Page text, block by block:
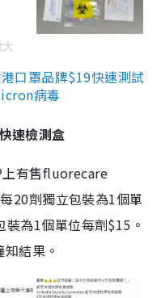
口罩品牌$19快速測試
病毒
速檢測盒
上有售fluorecare
20劑獨立包裝為1個單
為1個單位每劑$15。
結果。